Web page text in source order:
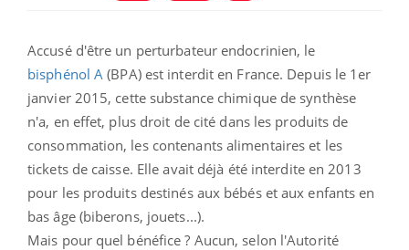
Accusé d'être un perturbateur endocrinien, le
bisphénol A (BPA) est interdit en France. Depuis le 1er
janvier 2015, cette substance chimique de synthèse
n'a, en effet, plus droit de cité dans les produits de
consommation, les contenants alimentaires et les
tickets de caisse. Elle avait déjà été interdite en 2013
pour les produits destinés aux bébés et aux enfants en
bas âge (biberons, jouets...).
Mais pour quel bénéfice ? Aucun, selon l'Autorité